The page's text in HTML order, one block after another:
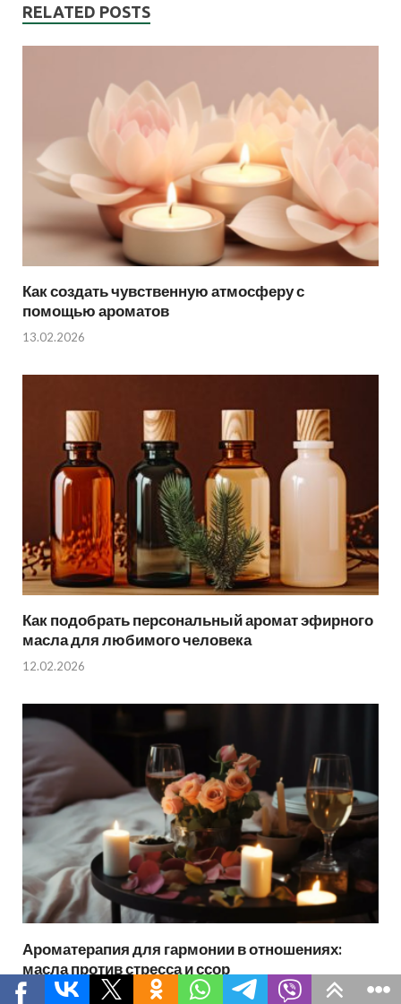
RELATED POSTS
Как создать чувственную атмосферу с
помощью ароматов
13.02.2026
Как подобрать персональный аромат эфирного
масла для любимого человека
12.02.2026
Ароматерапия для гармонии в отношениях:
масла против стресса и ссор
10.02.2026